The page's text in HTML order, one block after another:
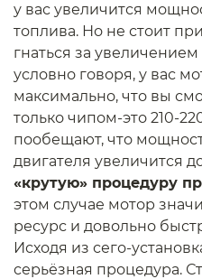
у вас увеличится
топлива. Но не стоит
гнаться за
условно говоря, у вас
максимально, что вы
только чипом-это 210-
пообещают, что
двигателя увеличится
«крутую» процедуру
этом случае мотор
ресурс и довольно
Исходя из сего-
серьёзная процедура.